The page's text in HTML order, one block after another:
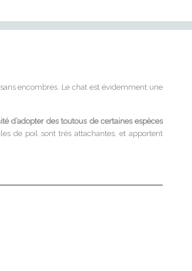
encombres. Le chat est évidemment une
d’adopter des toutous de certaines espèces
de poil sont très attachantes, et apportent